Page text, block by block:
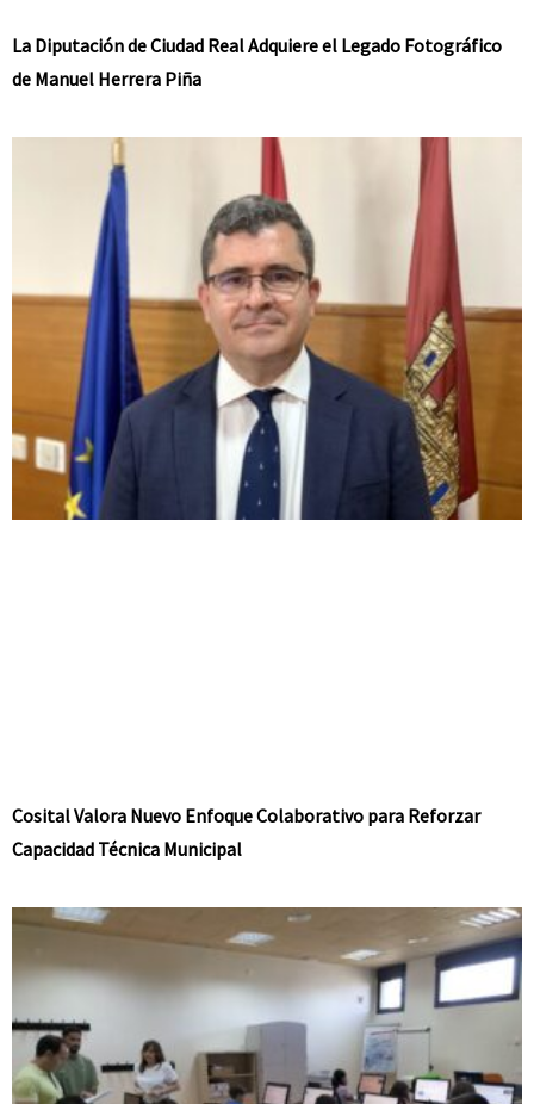
La Diputación de Ciudad Real Adquiere el Legado Fotográfico
de Manuel Herrera Piña
Cosital Valora Nuevo Enfoque Colaborativo para Reforzar
Capacidad Técnica Municipal